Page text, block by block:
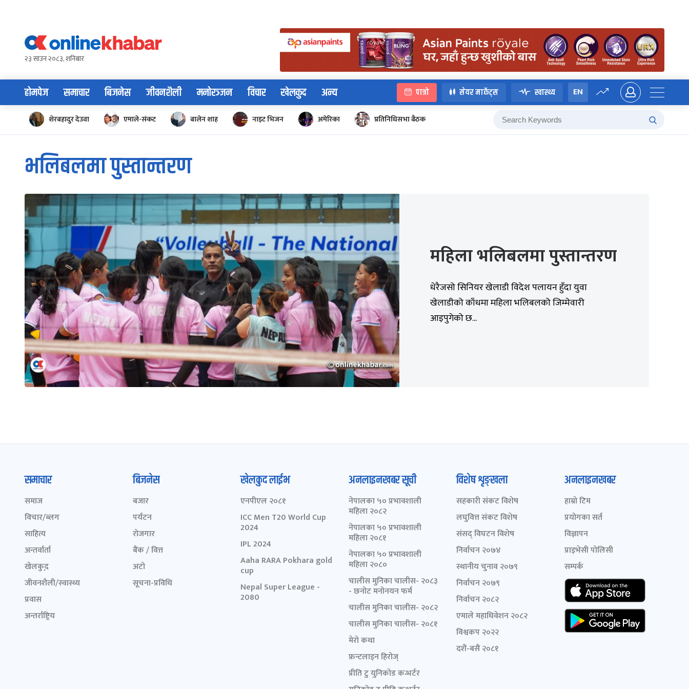
content२३ साउन २०८३, शनिबार
होमपेज समाचार बिजनेस जीवनशैली मनोरञ्जन विचार खेलकुद अन्य पात्रो सेयर मार्केट्स स्वास्थ्य EN
शेरबहादुर देउवा एमाले-संकट बालेन शाह नाइट भिजन अमेरिका प्रतिनिधिसभा बैठक
भलिबलमा पुस्तान्तरण
महिला भलिबलमा पुस्तान्तरण
धेरैजसो सिनियर खेलाडी विदेश पलायन हुँदा युवा
खेलाडीको काँधमा महिला भलिबलको जिम्मेवारी
आइपुगेको छ...
समाचार
समाज
विचार/ब्लग
साहित्य
अन्तर्वार्ता
खेलकुद़़
जीवनशैली/स्वास्थ्य
प्रवास
अन्तर्राष्ट्रिय
बिजनेस
बजार
पर्यटन
रोजगार
बैंक / वित्त
अटो
सूचना-प्रविधि
खेलकुद लाईभ
एनपीएल २०८१
ICC Men T20 World Cup
2024
IPL 2024
Aaha RARA Pokhara gold
cup
Nepal Super League -
2080
अनलाइनखबर सूची
नेपालका ५० प्रभावशाली
महिला २०८२
नेपालका ५० प्रभावशाली
महिला २०८१
नेपालका ५० प्रभावशाली
महिला २०८०
चालीस मुनिका चालीस- २०८३
- छनोट मनोनयन फर्म
चालीस मुनिका चालीस- २०८२
चालीस मुनिका चालीस- २०८१
मेरो कथा
फ्रन्टलाइन हिरोज्
प्रीति टु युनिकोड कन्भर्टर
विशेष शृङ्खला
सहकारी संकट विशेष
लघुवित्त संकट विशेष
संसद् विघटन विशेष
निर्वाचन २०७४
स्थानीय चुनाव २०७९
निर्वाचन २०७९
निर्वाचन २०८२
एमाले महाधिवेशन २०८२
विश्वकप २०२२
दशैं-बसैं २०८१
अनलाइनखबर
हाम्रो टिम
प्रयोगका सर्त
विज्ञापन
प्राइभेसी पोलिसी
सम्पर्क